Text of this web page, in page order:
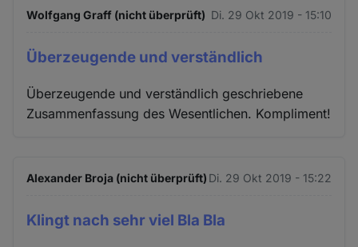
Wolfgang Graff (nicht überprüft) Di. 29 Okt 2019 - 15:10
Überzeugende und verständlich
Überzeugende und verständlich geschriebene
Zusammenfassung des Wesentlichen. Kompliment!
Alexander Broja (nicht überprüft) Di. 29 Okt 2019 - 15:22
Klingt nach sehr viel Bla Bla